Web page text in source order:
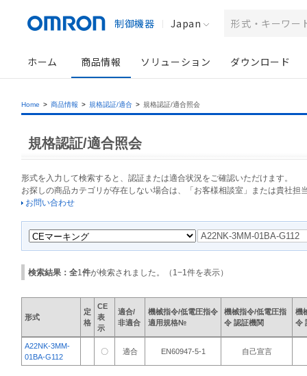
制御機器 Japan
ホーム 商品情報 ソリューション ダウンロード
Home > 商品情報 > 規格認証/適合 > 規格認証/適合照会
規格認証/適合照会
形式を入力して検索すると、認証または適合状況をご確認いただけます。
お探しの商品カテゴリが存在しない場合は、「お客様相談室」または貴社担
お問い合わせ
検索結果：全1 件が検索されました。（ 1 −1 件を表示）
形式
定
格
CE
表
示
適合/
非適合
機械指令/低電圧指令
適用規格№
機械指令/低電圧指
令 認証機関
機
令
A22NK-3MM-
01BA-G112
〇 適合 EN60947-5-1 自己宣言